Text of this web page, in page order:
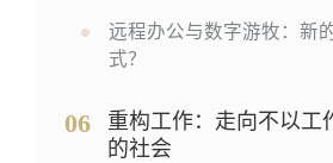
远程办公与数字游牧：新
式？
06
重构工作：走向不以工
的社会